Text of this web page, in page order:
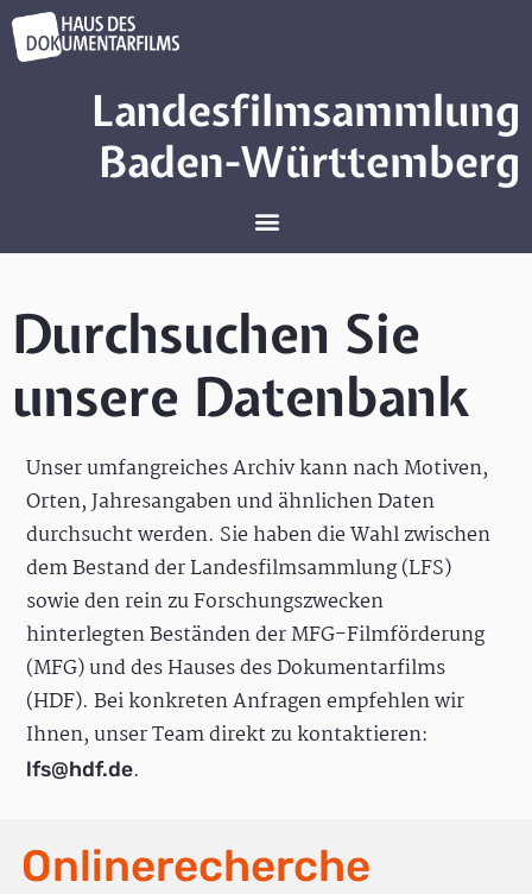
Landesfilmsammlung
Baden-Württemberg
Durchsuchen Sie
unsere Datenbank
Unser umfangreiches Archiv kann nach Motiven,
Orten, Jahresangaben und ähnlichen Daten
durchsucht werden. Sie haben die Wahl zwischen
dem Bestand der Landesfilmsammlung (LFS)
sowie den rein zu Forschungszwecken
hinterlegten Beständen der MFG-Filmförderung
(MFG) und des Hauses des Dokumentarfilms
(HDF). Bei konkreten Anfragen empfehlen wir
Ihnen, unser Team direkt zu kontaktieren:
lfs@hdf.de.
Onlinerecherche